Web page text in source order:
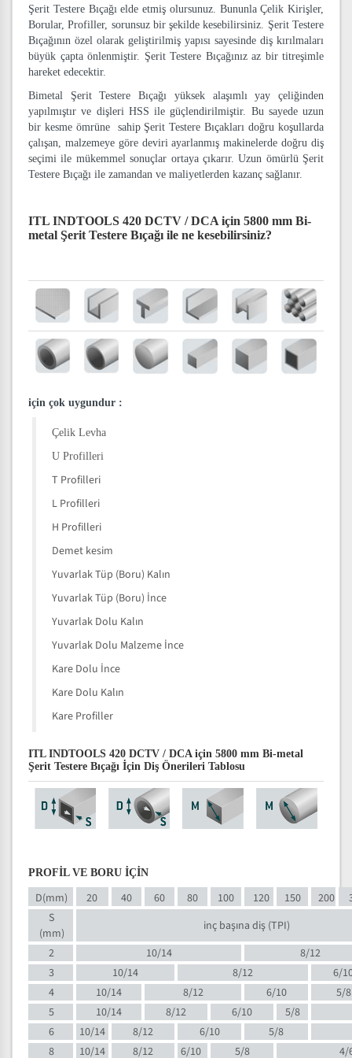
Şerit Testere Bıçağı elde etmiş olursunuz. Bununla Çelik Kirişler,
Borular, Profiller, sorunsuz bir şekilde kesebilirsiniz. Şerit Testere
Bıçağının özel olarak geliştirilmiş yapısı sayesinde diş kırılmaları
büyük çapta önlenmiştir. Şerit Testere Bıçağınız az bir titreşimle
hareket edecektir.
Bimetal Şerit Testere Bıçağı yüksek alaşımlı yay çeliğinden
yapılmıştır ve dişleri HSS ile güçlendirilmiştir. Bu sayede uzun
bir kesme ömrüne sahip Şerit Testere Bıçakları doğru koşullarda
çalışan, malzemeye göre deviri ayarlanmış makinelerde doğru diş
seçimi ile mükemmel sonuçlar ortaya çıkarır. Uzun ömürlü Şerit
Testere Bıçağı ile zamandan ve maliyetlerden kazanç sağlanır.
ITL INDTOOLS 420 DCTV / DCA için 5800 mm Bi-
metal Şerit Testere Bıçağı ile ne kesebilirsiniz?
için çok uygundur :
Çelik Levha
U Profilleri
T Profilleri
L Profilleri
H Profilleri
Demet kesim
Yuvarlak Tüp (Boru) Kalın
Yuvarlak Tüp (Boru) İnce
Yuvarlak Dolu Kalın
Yuvarlak Dolu Malzeme İnce
Kare Dolu İnce
Kare Dolu Kalın
Kare Profiller
ITL INDTOOLS 420 DCTV / DCA için 5800 mm Bi-metal
Şerit Testere Bıçağı İçin Diş Önerileri Tablosu
PROFİL VE BORU İÇİN
D(mm) 20 40 60 80 100 120 150 200
S
(mm)
inç başına diş (TPI)
2
10/14
8/12
3
10/14 8/12
6/
4
10/14 8/12 6/10
5/8
5
10/14 8/12 6/10
5/8
6
10/14 8/12 6/10
5/8
8
10/14 8/12 6/10 5/8
4/